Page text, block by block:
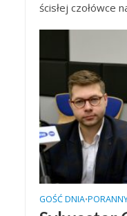
ścisłej czołówce
GOŚĆ DNIA•